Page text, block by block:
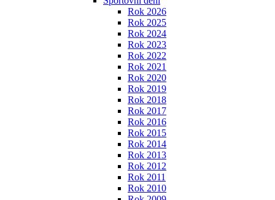
Rok 2026
Rok 2025
Rok 2024
Rok 2023
Rok 2022
Rok 2021
Rok 2020
Rok 2019
Rok 2018
Rok 2017
Rok 2016
Rok 2015
Rok 2014
Rok 2013
Rok 2012
Rok 2011
Rok 2010